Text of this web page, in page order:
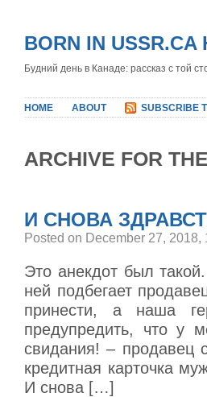
BORN IN
Будний день в Канаде: рассказ с той
HOME ABOUT SUBSCRIBE
ARCHIVE FOR
И СНОВА
Posted on December 27, 2018,
Это анекдот был
ней подбегает
принести, а наша
предупредить, что у
свидания! – продавец
кредитная карточка
И снова […]